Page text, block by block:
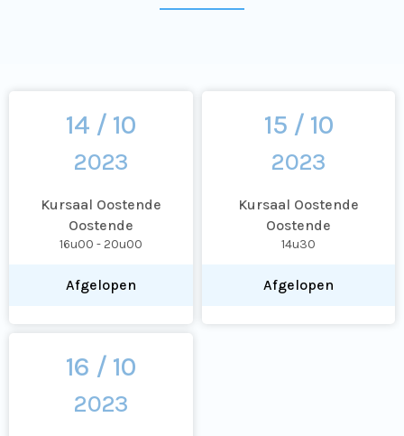
14 / 10
2023
Kursaal Oostende
Oostende
16u00 - 20u00
Afgelopen
15 / 10
2023
Kursaal Oostende
Oostende
14u30
Afgelopen
16 / 10
2023